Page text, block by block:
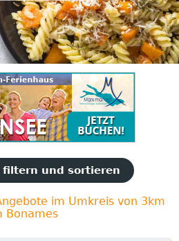
filtern und sortieren
im Umkreis von 3km
Bonames